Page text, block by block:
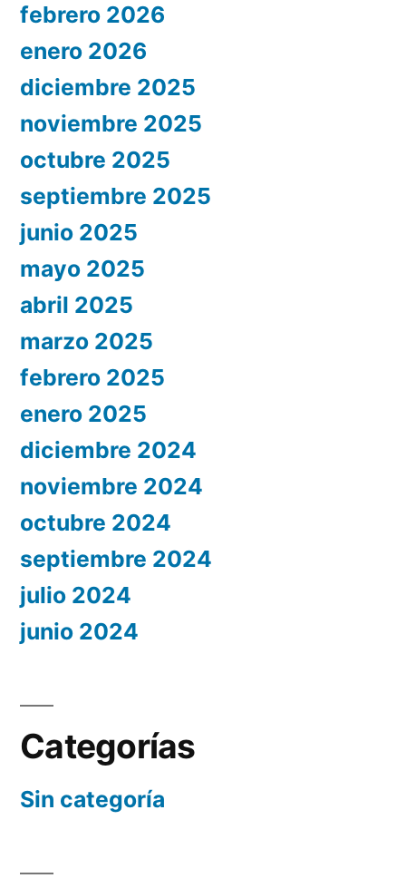
febrero 2026
enero 2026
diciembre 2025
noviembre 2025
octubre 2025
septiembre 2025
junio 2025
mayo 2025
abril 2025
marzo 2025
febrero 2025
enero 2025
diciembre 2024
noviembre 2024
octubre 2024
septiembre 2024
julio 2024
junio 2024
Categorías
Sin categoría